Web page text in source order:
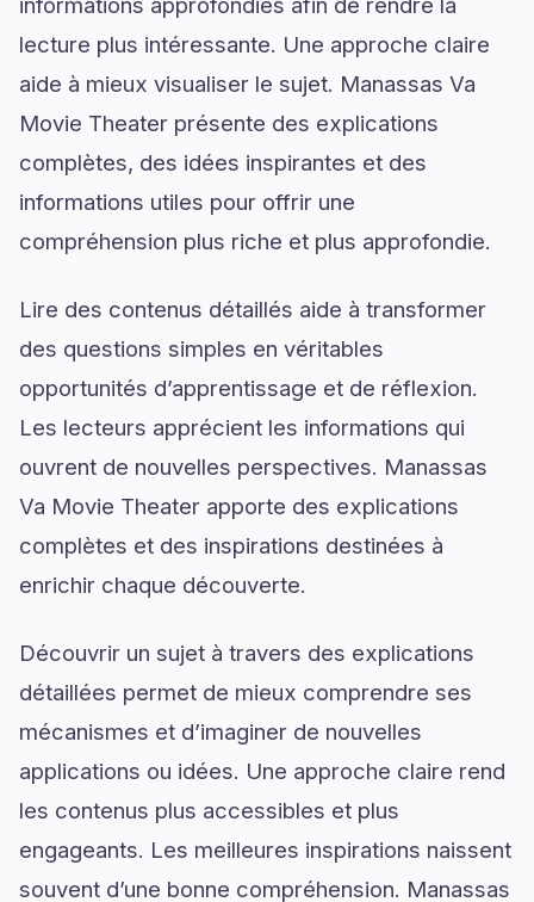
lecture plus intéressante. Une approche claire
aide à mieux visualiser le sujet. Manassas Va
Movie Theater présente des explications
complètes, des idées inspirantes et des
informations utiles pour offrir une
compréhension plus riche et plus approfondie.
Lire des contenus détaillés aide à transformer
des questions simples en véritables
opportunités d’apprentissage et de réflexion.
Les lecteurs apprécient les informations qui
ouvrent de nouvelles perspectives. Manassas
Va Movie Theater apporte des explications
complètes et des inspirations destinées à
enrichir chaque découverte.
Découvrir un sujet à travers des explications
détaillées permet de mieux comprendre ses
mécanismes et d’imaginer de nouvelles
applications ou idées. Une approche claire rend
les contenus plus accessibles et plus
engageants. Les meilleures inspirations naissent
souvent d’une bonne compréhension. Manassas